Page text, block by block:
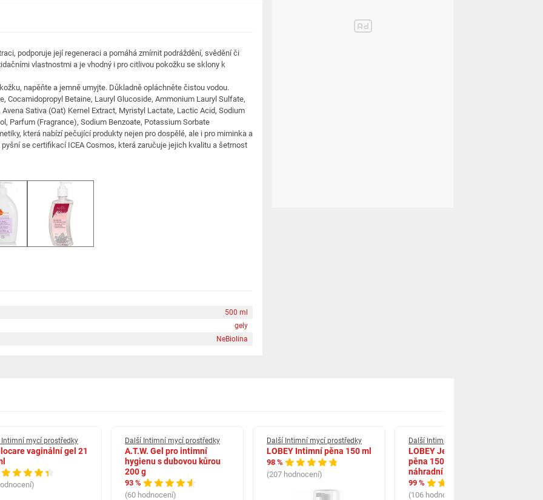
podporuje její regeneraci a pomáhá zmírnit podráždění, svědění či
vlastnostmi a je vhodný i pro citlivou pokožku se sklony k
napěňte a jemně umyjte. Důkladně opláchněte čistou vodou.
Cocamidopropyl Betaine, Lauryl Glucoside, Ammonium Lauryl Sulfate,
Sativa (Oat) Kernel Extract, Myristyl Lactate, Lactic Acid, Sodium
Parfum (Fragrance), Sodium Benzoate, Potassium Sorbate
která nabízí pečující produkty nejen pro dospělé, ale i pro miminka a
se certifikací ICEA Cosmos, která zaručuje jejich kvalitu a šetrnost
500 ml
gely
NeBiolina
Intimní mycí prostředky
vaginální gel 21
Další Intimní mycí prostředky
A.T.W. Gel pro intimní
hygienu s dubovou kůrou
200 g
93 %
(60 hodnocení)
Další Intimní mycí prostředky
LOBEY Intimní pěna 150 ml
98 %
(207 hodnocení)
Další Intimní mycí prostředky
LOBEY Jemná intimní mycí
pěna 150 ml + 30 ml
náhradní náplň
99 %
(106 hodnocení)